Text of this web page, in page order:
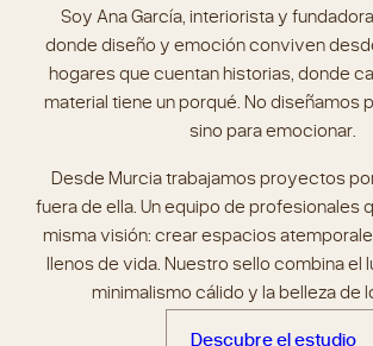
Soy Ana García, interiorista y
donde diseño y emoción conviven
hogares que cuentan historias, donde
material tiene un porqué. No diseñamos
sino para emocionar.
Desde Murcia trabajamos proyectos
fuera de ella. Un equipo de profesionales
misma visión: crear espacios
llenos de vida. Nuestro sello combina el
minimalismo cálido y la belleza de
Descubre el estudio